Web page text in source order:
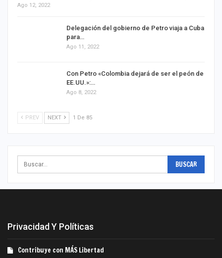
Ago 12, 2022
Delegación del gobierno de Petro viaja a Cuba
para…
Ago 11, 2022
Con Petro «Colombia dejará de ser el peón de
EE.UU.»:…
Ago 8, 2022
PREV NEXT 1 De 85
Privacidad Y Políticas
Contribuye con MÁS Libertad